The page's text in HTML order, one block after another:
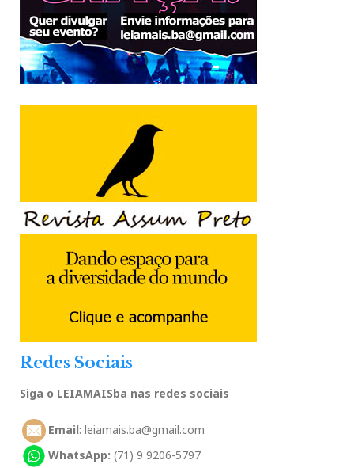
Redes Sociais
Siga o LEIAMAISba nas redes sociais
Email: leiamais.ba@gmail.com
WhatsApp: (71) 9 9206-5797